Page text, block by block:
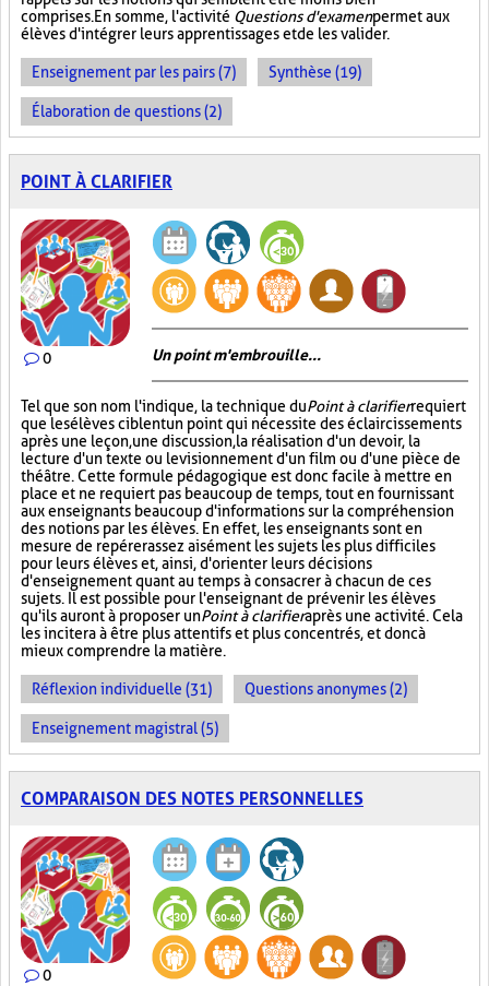
comprises. En somme, l'activité Questions d'examenpermet aux
élèves d'intégrer leurs apprentissages et de les valider.
Enseignement par les pairs (7) Synthèse (19)
Élaboration de questions (2)
POINT À CLARIFIER
0 Un point m'embrouille...
Tel que son nom l'indique, la technique duPoint à clarifierrequiert
que les élèves ciblent un point qui nécessite des éclaircissements
après une leçon, une discussion, la réalisation d'un devoir, la
lecture d'un texte ou le visionnement d'un film ou d'une pièce de
théâtre. Cette formule pédagogique est donc facile à mettre en
place et ne requiert pas beaucoup de temps, tout en fournissant
aux enseignants beaucoup d'informations sur la compréhension
des notions par les élèves. En effet, les enseignants sont en
mesure de repérer assez aisément les sujets les plus difficiles
pour leurs élèves et, ainsi, d'orienter leurs décisions
d'enseignement quant au temps à consacrer à chacun de ces
sujets. Il est possible pour l'enseignant de prévenir les élèves
qu'ils auront à proposer unPoint à clarifieraprès une activité. Cela
les incitera à être plus attentifs et plus concentrés, et donc à
mieux comprendre la matière.
Réflexion individuelle (31) Questions anonymes (2)
Enseignement magistral (5)
COMPARAISON DES NOTES PERSONNELLES
0